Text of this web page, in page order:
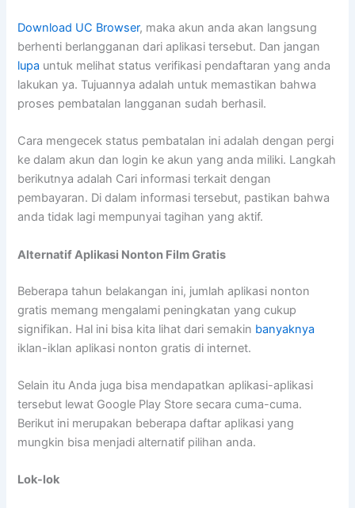
Download UC Browser, maka akun anda akan langsung
berhenti berlangganan dari aplikasi tersebut. Dan jangan
lupa untuk melihat status verifikasi pendaftaran yang anda
lakukan ya. Tujuannya adalah untuk memastikan bahwa
proses pembatalan langganan sudah berhasil.
Cara mengecek status pembatalan ini adalah dengan pergi
ke dalam akun dan login ke akun yang anda miliki. Langkah
berikutnya adalah Cari informasi terkait dengan
pembayaran. Di dalam informasi tersebut, pastikan bahwa
anda tidak lagi mempunyai tagihan yang aktif.
Alternatif Aplikasi Nonton Film Gratis
Beberapa tahun belakangan ini, jumlah aplikasi nonton
gratis memang mengalami peningkatan yang cukup
signifikan. Hal ini bisa kita lihat dari semakin banyaknya
iklan-iklan aplikasi nonton gratis di internet.
Selain itu Anda juga bisa mendapatkan aplikasi-aplikasi
tersebut lewat Google Play Store secara cuma-cuma.
Berikut ini merupakan beberapa daftar aplikasi yang
mungkin bisa menjadi alternatif pilihan anda.
Lok-lok